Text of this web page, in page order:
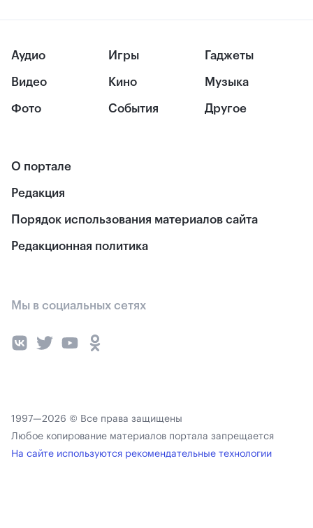
Аудио
Видео
Фото
Игры
Кино
События
Гаджеты
Музыка
Другое
О портале
Редакция
Порядок использования материалов сайта
Редакционная политика
Мы в социальных сетях
1997—2026 © Все права защищены
Любое копирование материалов портала запрещается
На сайте используются рекомендательные технологии